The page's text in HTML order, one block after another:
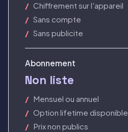
Chiffrement sur l'appareil
Sans compte
Sans publicite
Abonnement
Non liste
Mensuel ou annuel
Option lifetime disponible
Prix non publics